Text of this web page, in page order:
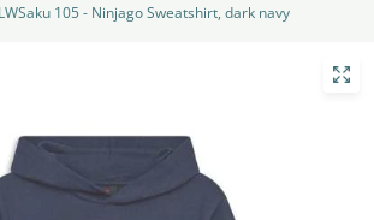
105 - Ninjago Sweatshirt, dark navy